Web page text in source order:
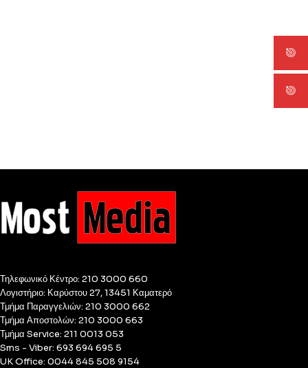
Τηλεφωνικό Κέντρο: 210 3000 660
Λογιστήριο: Καρύστου 27, 13451 Καματερό
Τμήμα Παραγγελιών: 210 3000 662
Τμήμα Αποστολών: 210 3000 663
Τμήμα Service: 211 0013 053
Sms - Viber: 693 694 695 5
UK Office: 0044 845 508 9154